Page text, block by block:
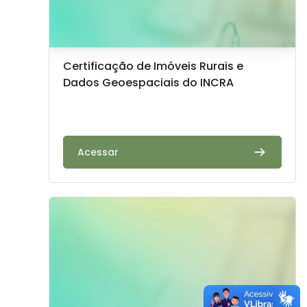
Image de cours
Nom du cours
Certificação de Imóveis Rurais e
Dados Geoespaciais do INCRA
Acessar
Image de cours" Power BI na Prática